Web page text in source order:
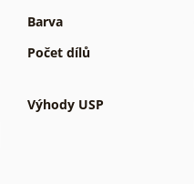
Barva
Počet dílů
Výhody USP